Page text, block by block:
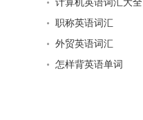
职称英语词汇
外贸英语词汇
怎样背英语单词